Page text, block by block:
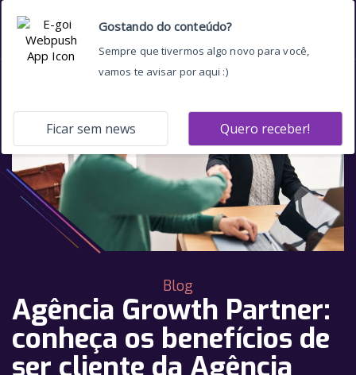
Blog
Agência Growth Partner:
conheça os benefícios de
ser cliente da Agência